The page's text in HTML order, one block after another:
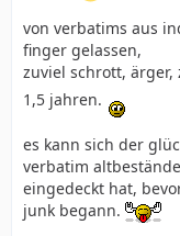
von verbatims aus
finger gelassen,
zuviel schrott,
1,5 jahren.
es kann sich der
verbatim
eingedeckt hat,
junk begann.